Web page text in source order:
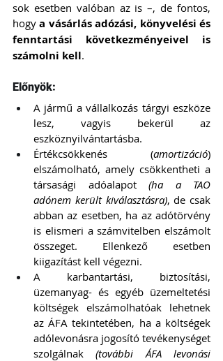
sok esetben valóban az is –, de fontos,
hogy a vásárlás adózási, könyvelési és
fenntartási következményeivel is
számolni kell.
Előnyök:
A jármű a vállalkozás tárgyi eszköze
lesz, vagyis bekerül az
eszköznyilvántartásba.
Értékcsökkenés (amortizáció)
elszámolható, amely csökkentheti a
társasági adóalapot (ha a TAO
adónem került kiválasztásra), de csak
abban az esetben, ha az adótörvény
is elismeri a számvitelben elszámolt
összeget. Ellenkező esetben
kiigazítást kell végezni.
A karbantartási, biztosítási,
üzemanyag- és egyéb üzemeltetési
költségek elszámolhatóak lehetnek
az ÁFA tekintetében, ha a költségek
adólevonásra jogosító tevékenységet
szolgálnak (további ÁFA levonási